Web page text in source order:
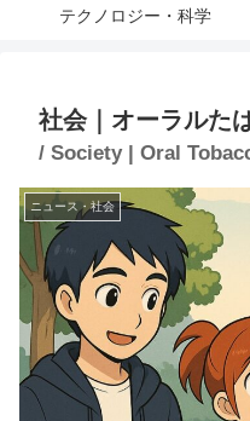
テクノロジー・科学
社会｜オーラルた
/ Society | Oral
ニュース・社会